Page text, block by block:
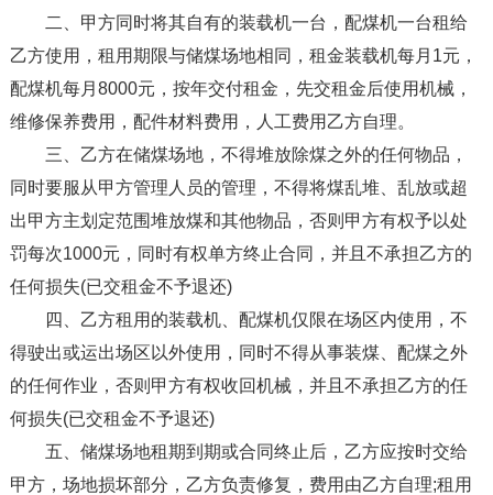
二、甲方同时将其自有的装载机一台，配煤机一台租给
乙方使用，租用期限与储煤场地相同，租金装载机每月1元，
配煤机每月8000元，按年交付租金，先交租金后使用机械，
维修保养费用，配件材料费用，人工费用乙方自理。
三、乙方在储煤场地，不得堆放除煤之外的任何物品，
同时要服从甲方管理人员的管理，不得将煤乱堆、乱放或超
出甲方主划定范围堆放煤和其他物品，否则甲方有权予以处
罚每次1000元，同时有权单方终止合同，并且不承担乙方的
任何损失(已交租金不予退还)
四、乙方租用的装载机、配煤机仅限在场区内使用，不
得驶出或运出场区以外使用，同时不得从事装煤、配煤之外
的任何作业，否则甲方有权收回机械，并且不承担乙方的任
何损失(已交租金不予退还)
五、储煤场地租期到期或合同终止后，乙方应按时交给
甲方，场地损坏部分，乙方负责修复，费用由乙方自理;租用